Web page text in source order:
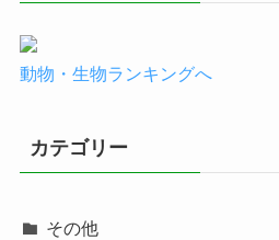
動物・生物ランキングへ
カテゴリー
その他